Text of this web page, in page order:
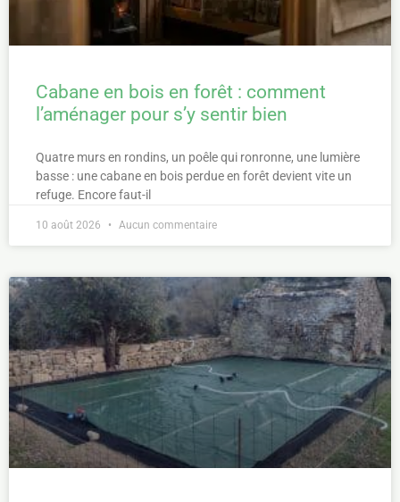
Cabane en bois en forêt : comment
l’aménager pour s’y sentir bien
Quatre murs en rondins, un poêle qui ronronne, une lumière
basse : une cabane en bois perdue en forêt devient vite un
refuge. Encore faut-il
10 août 2026 Aucun commentaire